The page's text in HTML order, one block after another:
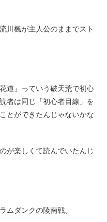
川楓が主人公のままでスト
道」っていう破天荒で初心
者は同じ「初心者目線」を
とができたんじゃないかな
が楽しくて読んでいたんじ
ムダンクの陵南戦。